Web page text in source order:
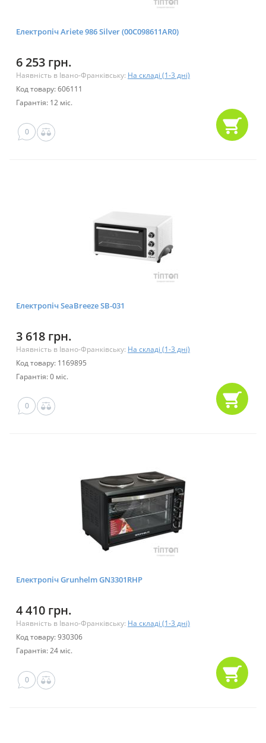
Електропіч Ariete 986 Silver (00C098611AR0)
6 253 грн.
Наявність в Івано-Франківську: На складі (1-3 дні)
Код товару: 606111
Гарантія: 12 міс.
0
Електропіч SeaBreeze SB-031
3 618 грн.
Наявність в Івано-Франківську: На складі (1-3 дні)
Код товару: 1169895
Гарантія: 0 міс.
0
Електропіч Grunhelm GN3301RHP
4 410 грн.
Наявність в Івано-Франківську: На складі (1-3 дні)
Код товару: 930306
Гарантія: 24 міс.
0